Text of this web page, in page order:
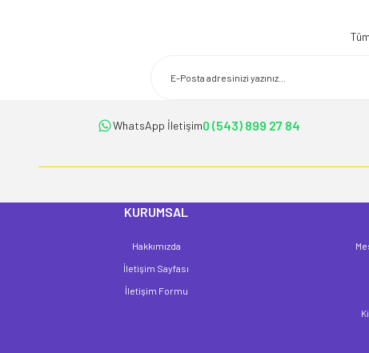
WhatsApp İletişim0 (543) 899 27 84
KURUMSAL
Hakkımızda
İletişim Sayfası
İletişim Formu